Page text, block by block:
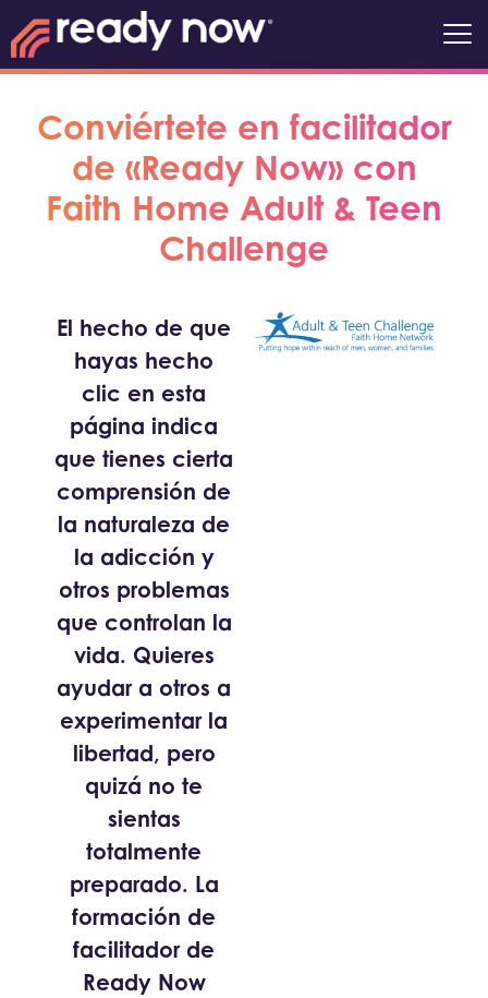
Conviértete en facilitador
de «Ready Now» con
Faith Home Adult & Teen
Challenge
El hecho de que
hayas hecho
clic en esta
página indica
que tienes cierta
comprensión de
la naturaleza de
la adicción y
otros problemas
que controlan la
vida. Quieres
ayudar a otros a
experimentar la
libertad, pero
quizá no te
sientas
totalmente
preparado. La
formación de
facilitador de
Ready Now